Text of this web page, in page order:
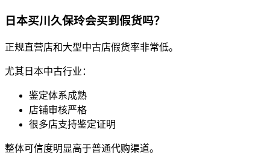
日本买川久保玲会买到假货吗？
正规直营店和大型中古店假货率非常低。
尤其日本中古行业：
鉴定体系成熟
店铺审核严格
很多店支持鉴定证明
整体可信度明显高于普通代购渠道。